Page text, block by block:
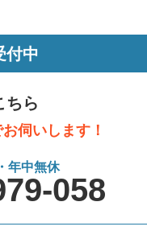
付中
ちら
伺いします！
年中無休
058